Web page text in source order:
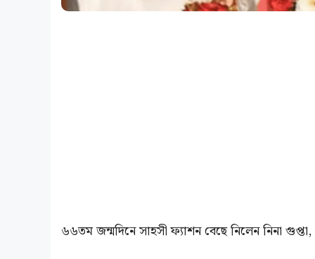
৬৬তম জন্মদিনে সাহসী ফ্যাশন বেছে নিলেন নিনা গুপ্তা,